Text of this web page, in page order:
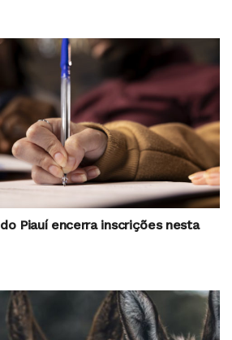
Piauí encerra inscrições nesta